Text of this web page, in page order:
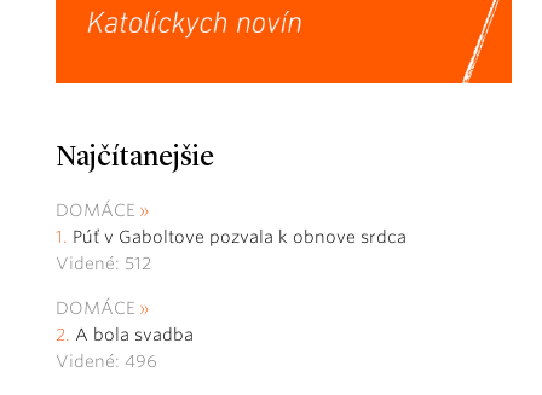
Najčítanejšie
DOMÁCE
Púť v Gaboltove pozvala k obnove srdca
Videné: 512
DOMÁCE
A bola svadba
Videné: 496